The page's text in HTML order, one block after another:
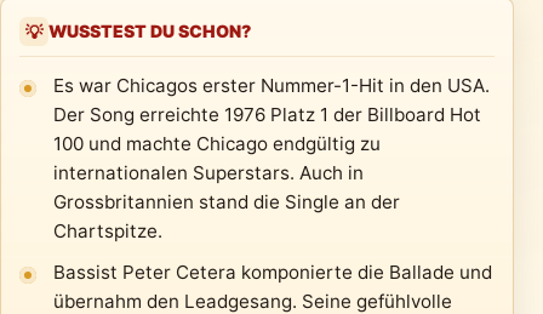
💡 WUSSTEST DU SCHON?
Es war Chicagos erster Nummer-1-Hit in den USA.
Der Song erreichte 1976 Platz 1 der Billboard Hot
100 und machte Chicago endgültig zu
internationalen Superstars. Auch in
Grossbritannien stand die Single an der
Chartspitze.
Bassist Peter Cetera komponierte die Ballade und
übernahm den Leadgesang. Seine gefühlvolle